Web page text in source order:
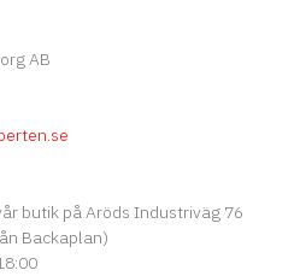
AB
butik på Aröds Industriväg 76
Backaplan)